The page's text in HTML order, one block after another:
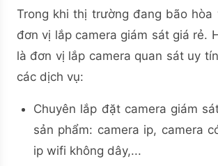
Trong khi thị trường đang bão hòa
đơn vị lắp camera giám sát giá rẻ.
là đơn vị lắp camera quan sát uy
các dịch vụ:
Chuyên lắp đặt camera giám
sản phẩm: camera ip, camera
ip wifi không dây,...